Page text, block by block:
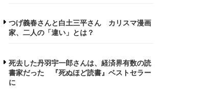
つげ義春さんと白土三平さん カリスマ漫画
家、二人の「違い」とは？
死去した丹羽宇一郎さんは、経済界有数の読
書家だった 『死ぬほど読書』ベストセラー
に